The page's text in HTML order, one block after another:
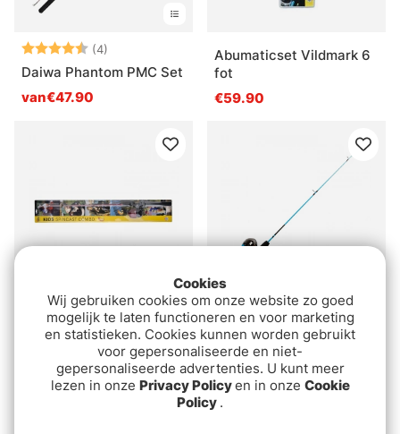
Beoordeling:
(4)
Daiwa Phantom PMC Set
van€47.90
Abumaticset Vildmark 6
fot
€59.90
Kid fishing combo - 2ft
€29.90
IFISH Casting Set X-
Wand 3' Blue
€25.90
Cookies
Wij gebruiken cookies om onze website zo goed
mogelijk te laten functioneren en voor marketing
en statistieken. Cookies kunnen worden gebruikt
voor gepersonaliseerde en niet-
gepersonaliseerde advertenties. U kunt meer
lezen in onze Privacy Policyen in onze Cookie
Policy .